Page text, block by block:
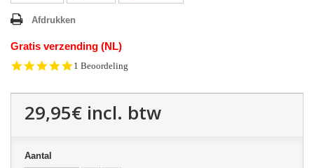
Afdrukken
Gratis verzending (NL)
5.0
1 Beoordeling
29,95€ incl. btw
Aantal